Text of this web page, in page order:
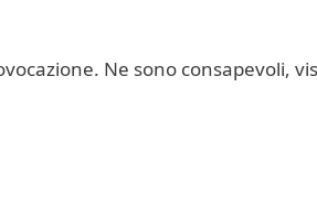
Ne sono consapevoli,